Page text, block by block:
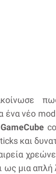
ένα νέο
GameCube
και
ως μια